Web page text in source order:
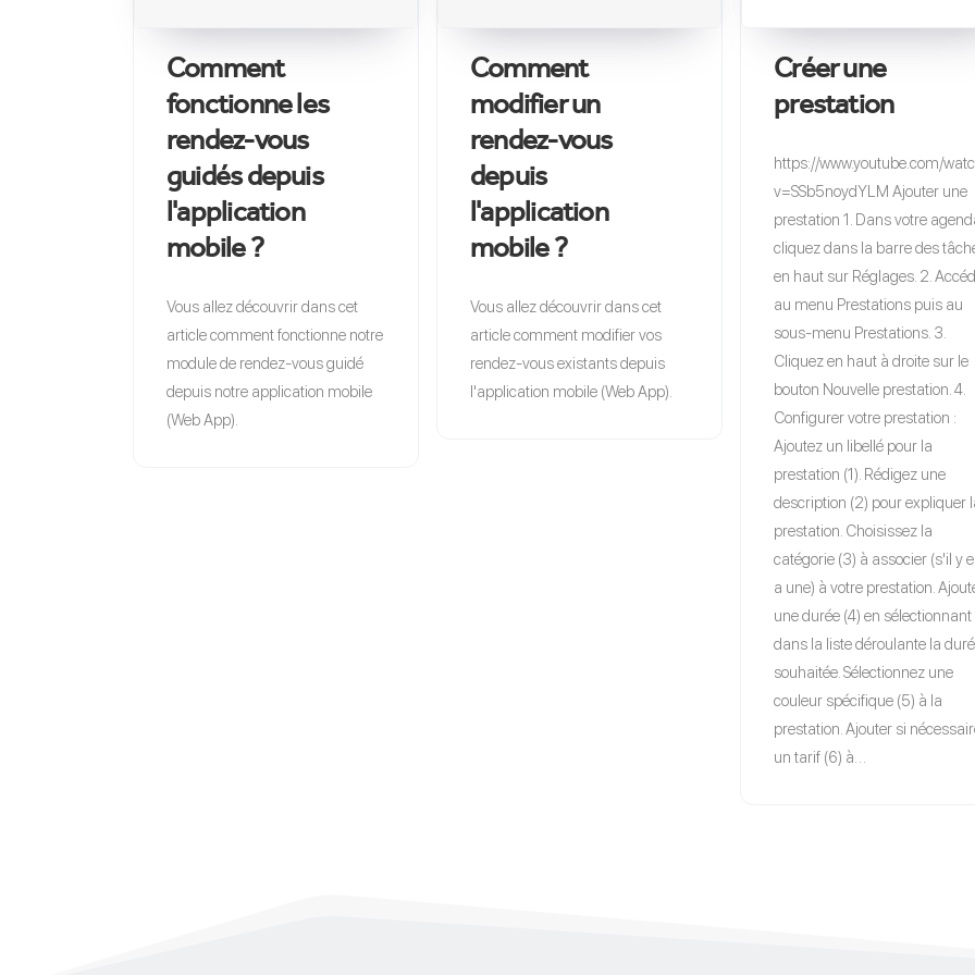
Comment
fonctionne les
rendez-vous
guidés depuis
l'application
mobile ?
Vous allez découvrir dans cet
article comment fonctionne notre
module de rendez-vous guidé
depuis notre application mobile
(Web App).
Comment
modifier un
rendez-vous
depuis
l'application
mobile ?
Vous allez découvrir dans cet
article comment modifier vos
rendez-vous existants depuis
l'application mobile (Web App).
Créer une
prestation
https://www.youtube.com/
v=SSb5noydYLM Ajouter une
prestation 1. Dans votre
cliquez dans la barre des
en haut sur Réglages. 2.
au menu Prestations puis au
sous-menu Prestations. 3.
Cliquez en haut à droite sur le
bouton Nouvelle prestation. 4.
Configurer votre prestation :
Ajoutez un libellé pour la
prestation (1). Rédigez une
description (2) pour expliquer
prestation. Choisissez la
catégorie (3) à associer (s'il y
a une) à votre prestation.
une durée (4) en sélectionnant
dans la liste déroulante la
souhaitée. Sélectionnez une
couleur spécifique (5) à la
prestation. Ajouter si
un tarif (6) à…